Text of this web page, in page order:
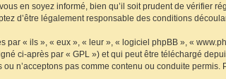
en soyez informé, bien qu’il soit prudent de vérifier
d’être légalement responsable des conditions
par « ils », « eux », « leur », « logiciel phpBB », «
ci-après par « GPL ») et qui peut être téléchargé
n’acceptons pas comme contenu ou conduite